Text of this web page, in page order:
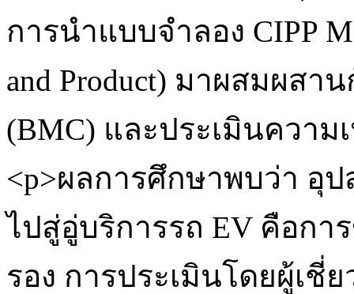
การนำแบบจำลอง CIPP
and Product) มาผสมผสาน
(BMC) และประเมินควา
<p>ผลการศึกษาพบว่า อุ
ไปสู่อู่บริการรถ EV คือก
รอง การประเมินโดยผู้เ